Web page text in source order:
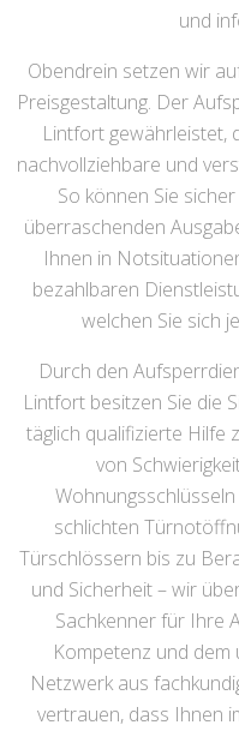
und
Obendrein setzen wir
Preisgestaltung. Der
Lintfort gewährleistet,
nachvollziehbare und
So können Sie
überraschenden
Ihnen in
bezahlbaren
welchen Sie sich
Durch den
Lintfort besitzen Sie die
täglich qualifizierte Hilfe
von
schlichten
Türschlössern bis zu
und Sicherheit – wir
Sachkenner für Ihre
Kompetenz und
Netzwerk aus
vertrauen, dass Ihnen